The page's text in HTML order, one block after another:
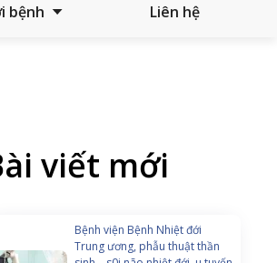
bệnh Liên hệ
viết mới
Bệnh viện Bệnh Nhiệt đới
Trung ương, phẫu thuật thần